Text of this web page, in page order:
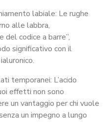
labiale: Le rughe
alle labbra,
del codice a barre”,
significativo con il
temporanei: L’acido
effetti non sono
un vantaggio per chi vuole
un impegno a lungo